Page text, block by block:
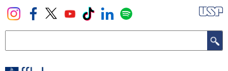
Pular
para
principal